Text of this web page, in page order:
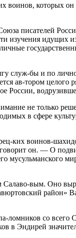
воинов,
писателей Росси
идущих
служ-бы и по
ав-тором целого
России,
не только
в сфере
ких воинов-шахид
он. — О
мусульманского
вым. Оно
район»
ломников со
в Эндирей